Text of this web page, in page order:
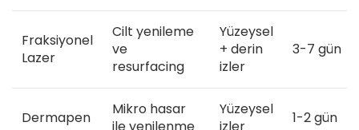
Fraksiyonel
Lazer
Cilt yenileme
ve
resurfacing
Yüzeysel
+ derin
izler
3-7 gün
Dermapen
Mikro hasar
Yüzeysel
1-2 gün